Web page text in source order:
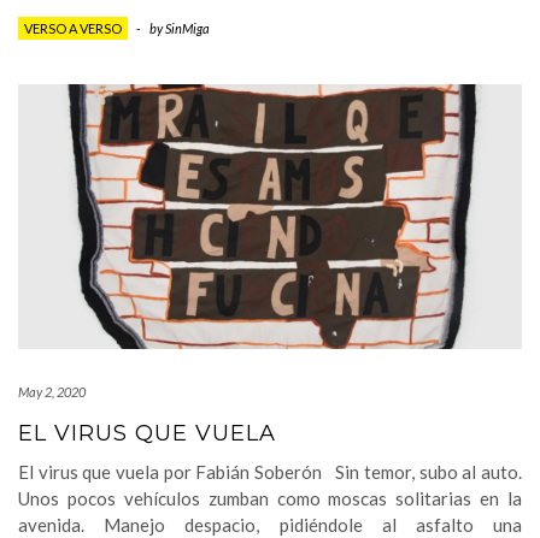
VERSO A VERSO - bySinMiga
May 2, 2020
EL VIRUS QUE VUELA
El virus que vuela por Fabián Soberón Sin temor, subo al auto.
Unos pocos vehículos zumban como moscas solitarias en la
avenida. Manejo despacio, pidiéndole al asfalto una